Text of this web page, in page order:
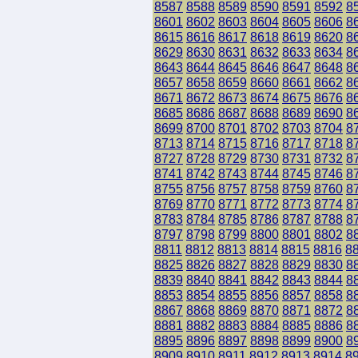
8587 8588 8589 8590 8591 8592
8601 8602 8603 8604 8605 8606
8615 8616 8617 8618 8619 8620
8629 8630 8631 8632 8633 8634
8643 8644 8645 8646 8647 8648
8657 8658 8659 8660 8661 8662
8671 8672 8673 8674 8675 8676
8685 8686 8687 8688 8689 8690
8699 8700 8701 8702 8703 8704
8713 8714 8715 8716 8717 8718
8727 8728 8729 8730 8731 8732
8741 8742 8743 8744 8745 8746
8755 8756 8757 8758 8759 8760
8769 8770 8771 8772 8773 8774
8783 8784 8785 8786 8787 8788
8797 8798 8799 8800 8801 8802
8811 8812 8813 8814 8815 8816
8825 8826 8827 8828 8829 8830
8839 8840 8841 8842 8843 8844
8853 8854 8855 8856 8857 8858
8867 8868 8869 8870 8871 8872
8881 8882 8883 8884 8885 8886
8895 8896 8897 8898 8899 8900